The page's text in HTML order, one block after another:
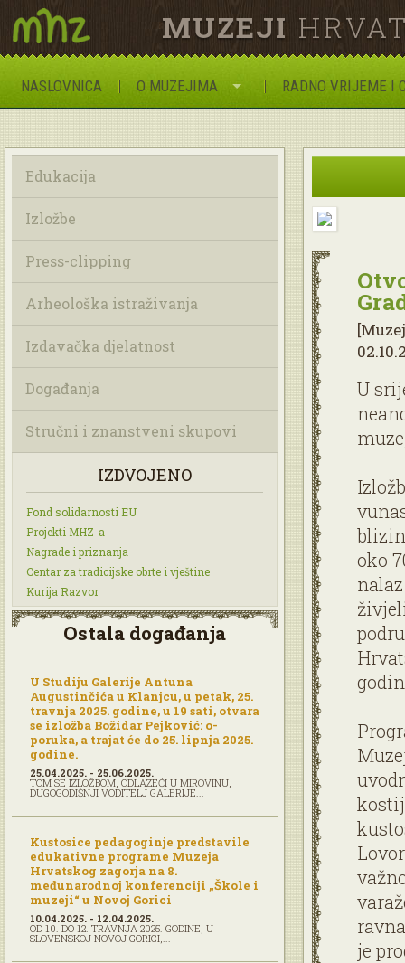
MUZEJI
NASLOVNICA O MUZEJIMA RADNO VRIJEME I
Edukacija
Izložbe
Press-clipping
Arheološka istraživanja
Izdavačka djelatnost
Događanja
Stručni i znanstveni skupovi
IZDVOJENO
Fond solidarnosti EU
Projekti MHZ-a
Nagrade i priznanja
Centar za tradicijske obrte i vještine
Kurija Razvor
Ostala događanja
U Studiju Galerije Antuna
Augustinčića u Klanjcu, u petak, 25.
travnja 2025. godine, u 19 sati, otvara
se izložba Božidar Pejković: o-
poruka, a trajat će do 25. lipnja 2025.
godine.
25.04.2025. - 25.06.2025.
TOM SE IZLOŽBOM, ODLAZEĆI U MIROVINU,
DUGOGODIŠNJI VODITELJ GALERIJE...
Kustosice pedagoginje predstavile
edukativne programe Muzeja
Hrvatskog zagorja na 8.
međunarodnoj konferenciji „Škole i
muzeji“ u Novoj Gorici
10.04.2025. - 12.04.2025.
OD 10. DO 12. TRAVNJA 2025. GODINE, U
SLOVENSKOJ NOVOJ GORICI,...
U
oko
je